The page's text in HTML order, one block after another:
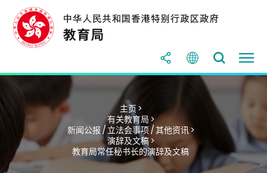
主页 >
有关教育局 >
新闻公报 / 立法会事项 / 其他资讯 >
演辞及文稿 >
教育局常任秘书长的演辞及文稿